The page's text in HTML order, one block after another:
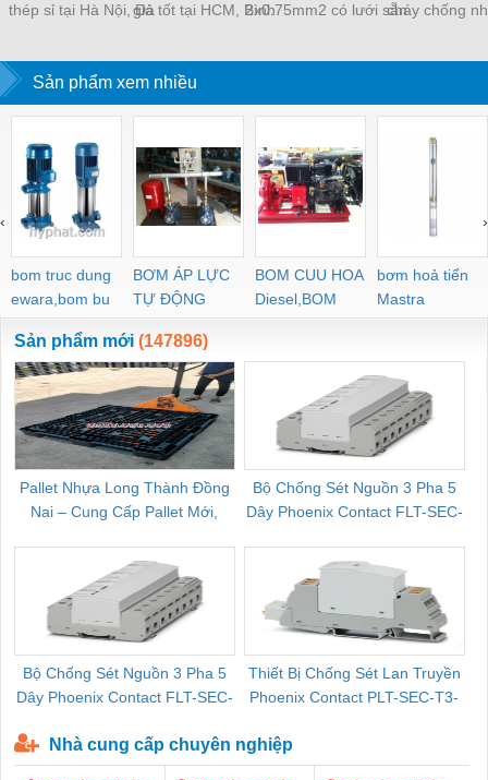
thép sỉ tại Hà Nội, Đàgiá tốt tại HCM, Bình2x0.75mm2 có lưới sẵn
Đồng Nai
cháy chống
Đà Nẵng, Huế,
Sản phẩm xem nhiều
bom truc dung
ewara,bom bu
ewara
BƠM ÁP LỰC
TỰ ĐỘNG
BOM CUU HOA
Diesel,BOM
CHUA CHAY
bơm hoả tiển
Mastra
‹ ›
Sản phẩm mới (147896)
Pallet Nhựa Long Thành Đồng
Nai – Cung Cấp Pallet Mới,
Bộ Chống Sét Nguồn 3 Pha 5
Dây Phoenix Contact FLT-SEC-
Bộ Chống Sét Nguồn 3 Pha 5
Dây Phoenix Contact FLT-SEC-
Thiết Bị Chống Sét Lan Truyền
Phoenix Contact PLT-SEC-T3-
Nhà cung cấp chuyên nghiệp